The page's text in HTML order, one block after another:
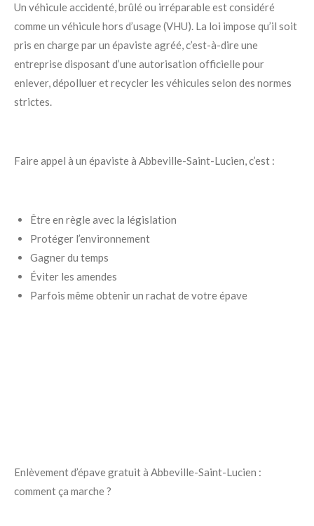
Un véhicule accidenté, brûlé ou irréparable est considéré
comme un véhicule hors d’usage (VHU). La loi impose qu’il soit
pris en charge par un épaviste agréé, c’est-à-dire une
entreprise disposant d’une autorisation officielle pour
enlever, dépolluer et recycler les véhicules selon des normes
strictes.
Faire appel à un épaviste à Abbeville-Saint-Lucien, c’est :
Être en règle avec la législation
Protéger l’environnement
Gagner du temps
Éviter les amendes
Parfois même obtenir un rachat de votre épave
Enlèvement d’épave gratuit à Abbeville-Saint-Lucien :
comment ça marche ?